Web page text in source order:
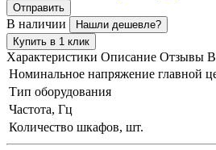
Отправить
В наличии
Нашли дешевле?
Купить в 1 клик
Характеристики Описание Отзывы
Номинальное напряжение главной
Тип оборудования
Частота, Гц
Количество шкафов, шт.